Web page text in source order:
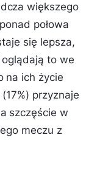
większego
połowa
się lepsza,
to we
na ich życie
przyznaje
szczęście w
meczu z